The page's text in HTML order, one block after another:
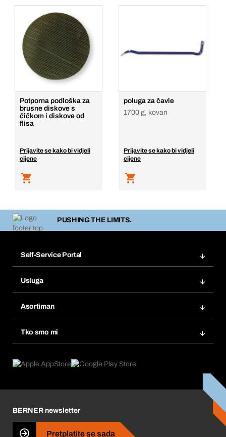
Potporna podloška za
brusne diskove s
čičkom i diskove od
flisa
Prijavite se kako bi vidjeli
cijene
poluga za čavle
1700 g, kovan
Prijavite se kako bi vidjeli
cijene
PUSHING THE LIMITS.
Self-Service Portal
Popisi želja
Ponovno naručivanje
Pretplate
Usluga
Tražitelji proizvoda
Asortiman
Tko smo mi
Što nas pokreće
Business Conduct
BERNER newsletter
Pretplatite se sada